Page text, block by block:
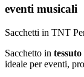
eventi musicali
Sacchetti in TNT
Sacchetto in
ideale per eventi,